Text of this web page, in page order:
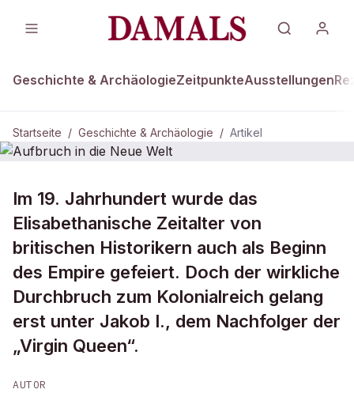
Geschichte & ArchäologieZeitpunkteAusstellungen
Startseite / Geschichte & Archäologie / Artikel
GESCHICHTE & ARCHÄOLOGIE
Aufbruch in die Neue Welt
Im 19. Jahrhundert wurde das
Elisabethanische Zeitalter von
britischen Historikern auch als Beginn
des Empire gefeiert. Doch der wirkliche
Durchbruch zum Kolonialreich gelang
erst unter Jakob I., dem Nachfolger der
„Virgin Queen“.
AUTOR